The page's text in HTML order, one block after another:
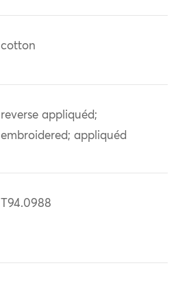
cotton
reverse appliquéd;
embroidered; appliquéd
T94.0988